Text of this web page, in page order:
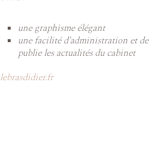
une graphisme élégant
une facilité d'administration et
publie les actualités du cabinet
lebrasdidier.fr